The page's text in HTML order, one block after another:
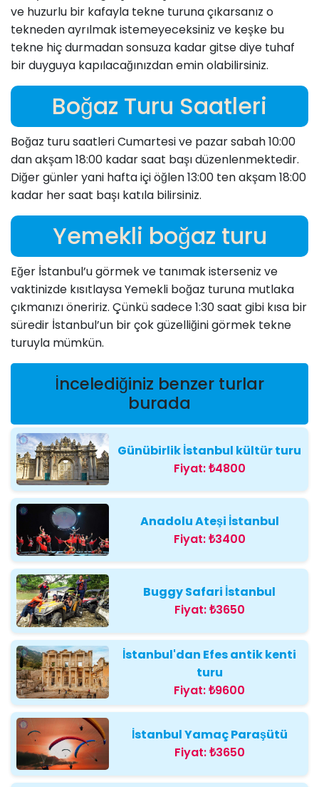
ve huzurlu bir kafayla tekne turuna çıkarsanız o
tekneden ayrılmak istemeyeceksiniz ve keşke bu
tekne hiç durmadan sonsuza kadar gitse diye tuhaf
bir duyguya kapılacağınızdan emin olabilirsiniz.
Boğaz Turu Saatleri
Boğaz turu saatleri Cumartesi ve pazar sabah 10:00
dan akşam 18:00 kadar saat başı düzenlenmektedir.
Diğer günler yani hafta içi öğlen 13:00 ten akşam 18:00
kadar her saat başı katıla bilirsiniz.
Yemekli boğaz turu
Eğer İstanbul’u görmek ve tanımak isterseniz ve
vaktinizde kısıtlaysa Yemekli boğaz turuna mutlaka
çıkmanızı öneririz. Çünkü sadece 1:30 saat gibi kısa bir
süredir İstanbul’un bir çok güzelliğini görmek tekne
turuyla mümkün.
İncelediğiniz benzer turlar
burada
Günübirlik İstanbul kültür turu
Fiyat:₺4800
Anadolu Ateşi İstanbul
Fiyat:₺3400
Buggy Safari İstanbul
Fiyat:₺3650
İstanbul'dan Efes antik kenti
turu
Fiyat:₺9600
İstanbul Yamaç Paraşütü
Fiyat:₺3650